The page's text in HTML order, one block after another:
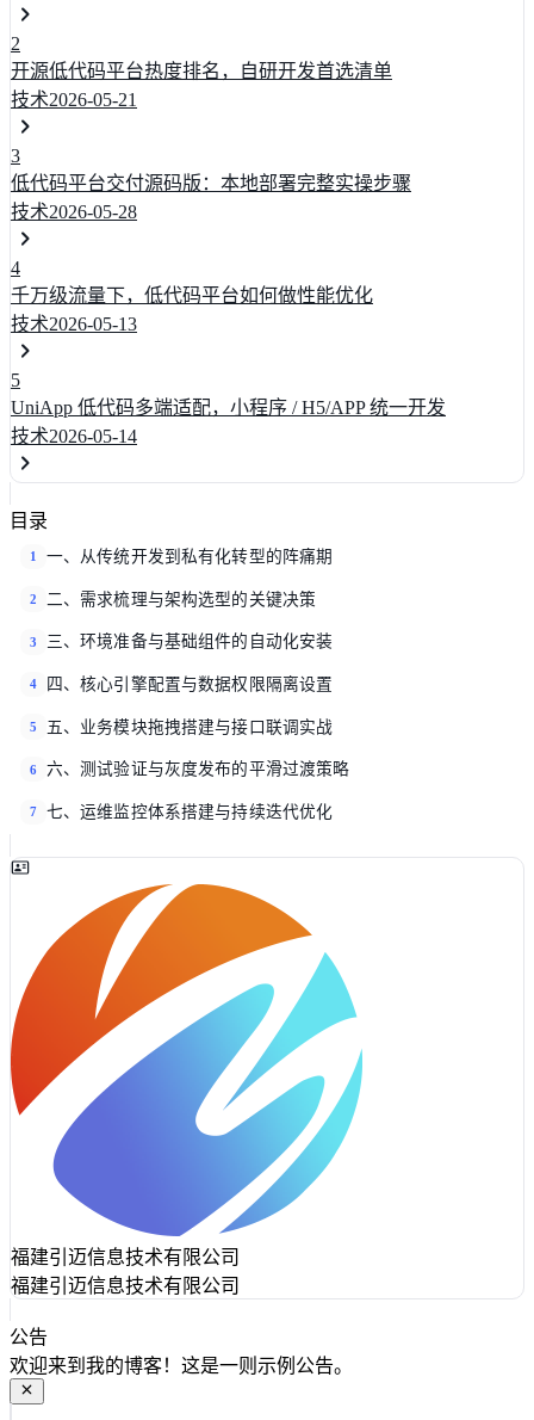
2
开源低代码平台热度排名，自研开发首选清单
技术2026-05-21
3
低代码平台交付源码版：本地部署完整实操步骤
技术2026-05-28
4
千万级流量下，低代码平台如何做性能优化
技术2026-05-13
5
UniApp 低代码多端适配，小程序 / H5/APP 统一开发
技术2026-05-14
目录
1 一、从传统开发到私有化转型的阵痛期
2 二、需求梳理与架构选型的关键决策
3 三、环境准备与基础组件的自动化安装
4 四、核心引擎配置与数据权限隔离设置
5 五、业务模块拖拽搭建与接口联调实战
6 六、测试验证与灰度发布的平滑过渡策略
7 七、运维监控体系搭建与持续迭代优化
福建引迈信息技术有限公司
福建引迈信息技术有限公司
公告
欢迎来到我的博客！这是一则示例公告。